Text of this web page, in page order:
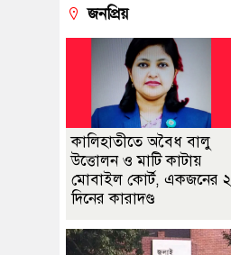
জনপ্রিয়
কালিহাতীতে অবৈধ বালু
উত্তোলন ও মাটি কাটায়
মোবাইল কোর্ট, একজনের ২
দিনের কারাদণ্ড